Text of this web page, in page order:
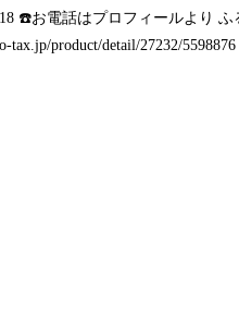
☎️お電話はプロフィールより ふ
tax.jp/product/detail/27232/5598876